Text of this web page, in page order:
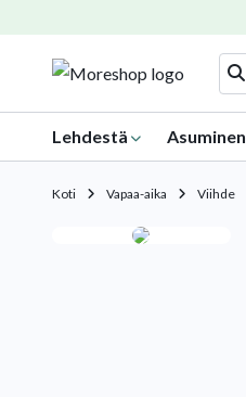
Lehdestä Asuminen
Koti Vapaa-aika Viihde